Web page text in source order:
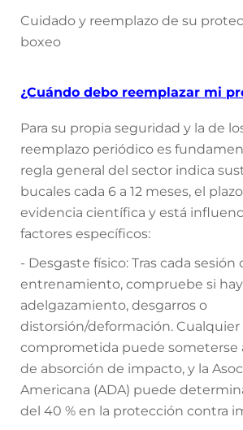
Cuidado y reemplazo de su
boxeo
¿Cuándo debo reemplazar mi
Para su propia seguridad y la de
reemplazo periódico es
regla general del sector indica
bucales cada 6 a 12 meses, el
evidencia científica y está
factores específicos:
- Desgaste físico: Tras cada sesión
entrenamiento, compruebe si hay
adelgazamiento, desgarros o
distorsión/deformación.
comprometida puede someterse
de absorción de impacto, y la
Americana (ADA) puede
del 40 % en la protección contra